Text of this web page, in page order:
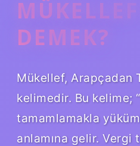
DEMEK?
Mükellef, Arapçadan
kelimedir. Bu kelime;
tamamlamakla
anlamına gelir. Vergi